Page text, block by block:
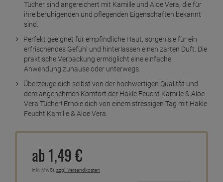
Tücher sind angereichert mit Kamille und Aloe Vera, die für
ihre beruhigenden und pflegenden Eigenschaften bekannt
sind.
Perfekt geeignet für empfindliche Haut, sorgen sie für ein
erfrischendes Gefühl und hinterlassen einen zarten Duft. Die
praktische Verpackung ermöglicht eine einfache
Anwendung zuhause oder unterwegs.
Überzeuge dich selbst von der hochwertigen Qualität und
dem angenehmen Komfort der Hakle Feucht Kamille & Aloe
Vera Tücher! Erhole dich von einem stressigen Tag mit Hakle
Feucht Kamille & Aloe Vera.
ab 1,49€
inkl. MwSt.zzgl. Versandkosten